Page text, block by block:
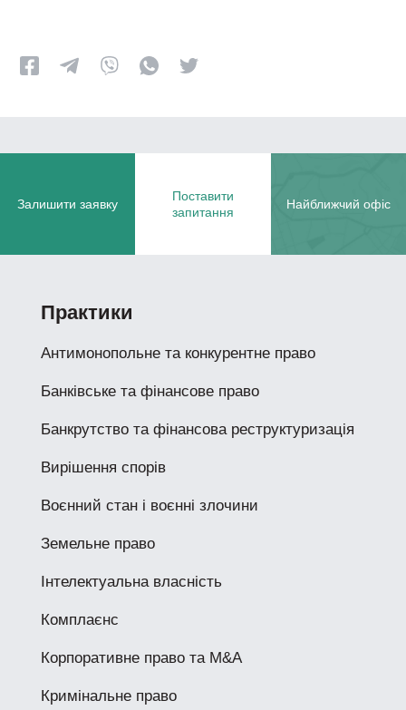
Залишити заявку
Поставити
запитання
Найближчий офіс
Практики
Антимонопольне та конкурентне право
Банківське та фінансове право
Банкрутство та фінансова реструктуризація
Вирішення спорів
Воєнний стан і воєнні злочини
Земельне право
Інтелектуальна власність
Комплаєнс
Корпоративне право та M&A
Кримінальне право